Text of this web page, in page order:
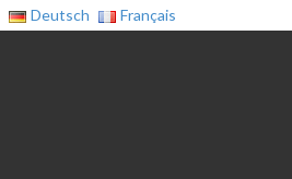
Deutsch Français